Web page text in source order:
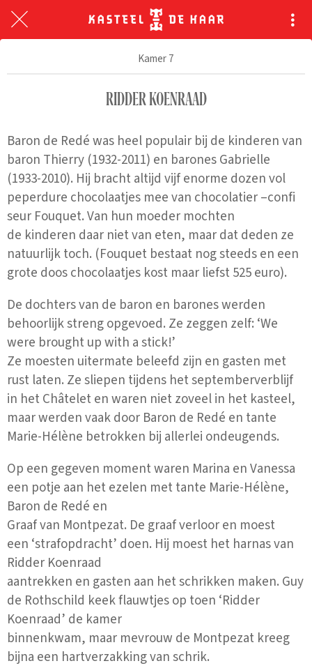
Kamer 7
RIDDER KOENRAAD
Baron de Redé was heel populair bij de kinderen van
baron Thierry (1932-2011) en barones Gabrielle
(1933-2010). Hij bracht altijd vijf enorme dozen vol
peperdure chocolaatjes mee van chocolatier –confi
seur Fouquet. Van hun moeder mochten
de kinderen daar niet van eten, maar dat deden ze
natuurlijk toch. (Fouquet bestaat nog steeds en een
grote doos chocolaatjes kost maar liefst 525 euro).
De dochters van de baron en barones werden
behoorlijk streng opgevoed. Ze zeggen zelf: ‘We
were brought up with a stick!’
Ze moesten uitermate beleefd zijn en gasten met
rust laten. Ze sliepen tijdens het septemberverblijf
in het Châtelet en waren niet zoveel in het kasteel,
maar werden vaak door Baron de Redé en tante
Marie-Hélène betrokken bij allerlei ondeugends.
Op een gegeven moment waren Marina en Vanessa
een potje aan het ezelen met tante Marie-Hélène,
Baron de Redé en
Graaf van Montpezat. De graaf verloor en moest
een ‘strafopdracht’ doen. Hij moest het harnas van
Ridder Koenraad
aantrekken en gasten aan het schrikken maken. Guy
de Rothschild keek flauwtjes op toen ‘Ridder
Koenraad’ de kamer
binnenkwam, maar mevrouw de Montpezat kreeg
bijna een hartverzakking van schrik.